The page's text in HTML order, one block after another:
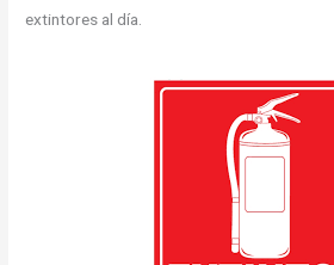
extintores al día.